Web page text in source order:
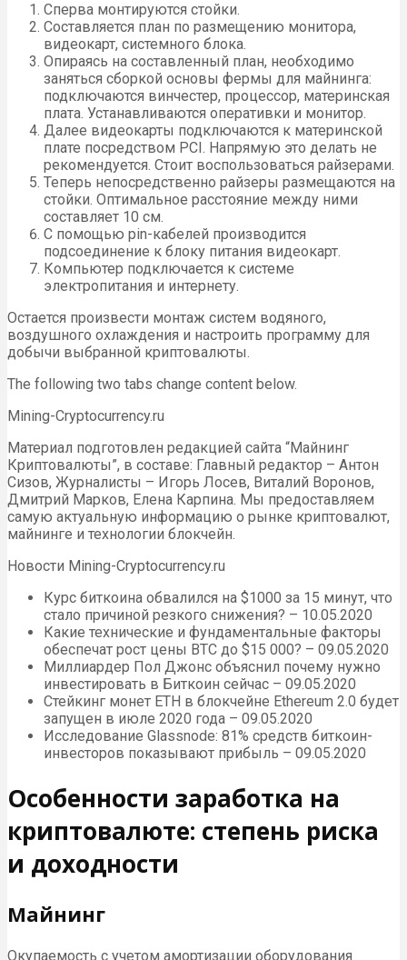
Сперва монтируются стойки.
Составляется план по размещению монитора,
видеокарт, системного блока.
Опираясь на составленный план, необходимо
заняться сборкой основы фермы для майнинга:
подключаются винчестер, процессор, материнская
плата. Устанавливаются оперативки и монитор.
Далее видеокарты подключаются к материнской
плате посредством PCI. Напрямую это делать не
рекомендуется. Стоит воспользоваться райзерами.
Теперь непосредственно райзеры размещаются на
стойки. Оптимальное расстояние между ними
составляет 10 см.
С помощью pin-кабелей производится
подсоединение к блоку питания видеокарт.
Компьютер подключается к системе
электропитания и интернету.
Остается произвести монтаж систем водяного,
воздушного охлаждения и настроить программу для
добычи выбранной криптовалюты.
The following two tabs change content below.
Mining-Cryptocurrency.ru
Материал подготовлен редакцией сайта “Майнинг
Криптовалюты”, в составе: Главный редактор – Антон
Сизов, Журналисты – Игорь Лосев, Виталий Воронов,
Дмитрий Марков, Елена Карпина. Мы предоставляем
самую актуальную информацию о рынке криптовалют,
майнинге и технологии блокчейн.
Новости Mining-Cryptocurrency.ru
Курс биткоина обвалился на $1000 за 15 минут, что
стало причиной резкого снижения? – 10.05.2020
Какие технические и фундаментальные факторы
обеспечат рост цены BTC до $15 000? – 09.05.2020
Миллиардер Пол Джонс объяснил почему нужно
инвестировать в Биткоин сейчас – 09.05.2020
Стейкинг монет ETH в блокчейне Ethereum 2.0 будет
запущен в июле 2020 года – 09.05.2020
Исследование Glassnode: 81% средств биткоин-
инвесторов показывают прибыль – 09.05.2020
Особенности заработка на
криптовалюте: степень риска
и доходности
Майнинг
Окупаемость с учетом амортизации оборудования